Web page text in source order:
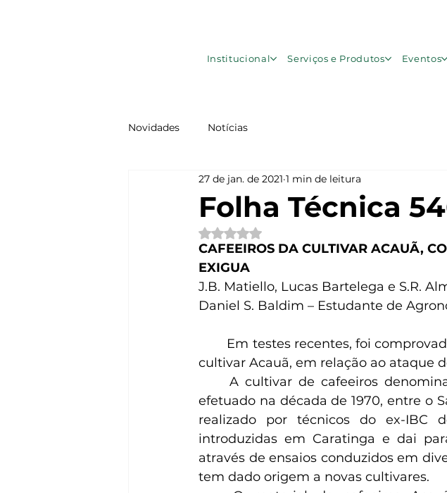
Institucional Serviços e Produtos Eventos
Novidades Notícias
Folha Técnica
27 de jan. de 2021 1 min de leitura
Avaliado com NaN de 5 estrelas.
CAFEEIROS DA CULTIVAR ACAUÃ,
EXIGUA
J.B. Matiello, Lucas Bartelega e S.R.
Daniel S. Baldim – Estudante de
cultivar Acauã, em relação ao ataque
	A cultivar de cafeeiros denominada Acauã é oriunda de um cruzamento,
efetuado na década de 1970, entre o
realizado por técnicos do ex-IBC
introduzidas em Caratinga e dai
através de ensaios conduzidos em
tem dado origem a novas cultivares.